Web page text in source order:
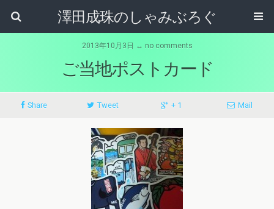
澤田成珠のしゃみぶろぐ
2013年10月3日 ↔ no comments
ご当地ポストカード
Share Tweet + 1 Mail